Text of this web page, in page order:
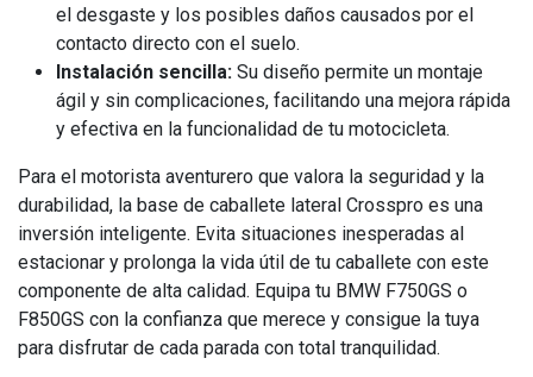
el desgaste y los posibles daños causados por el
contacto directo con el suelo.
Instalación sencilla: Su diseño permite un montaje
ágil y sin complicaciones, facilitando una mejora rápida
y efectiva en la funcionalidad de tu motocicleta.
Para el motorista aventurero que valora la seguridad y la
durabilidad, la base de caballete lateral Crosspro es una
inversión inteligente. Evita situaciones inesperadas al
estacionar y prolonga la vida útil de tu caballete con este
componente de alta calidad. Equipa tu BMW F750GS o
F850GS con la confianza que merece y consigue la tuya
para disfrutar de cada parada con total tranquilidad.